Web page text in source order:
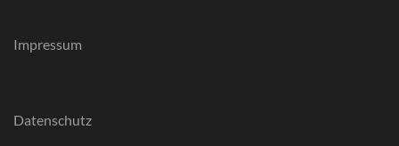
Impressum
Datenschutz